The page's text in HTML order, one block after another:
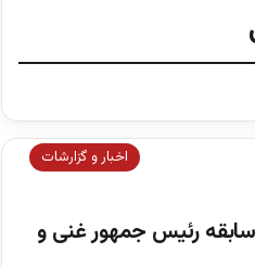
اخبار و گزارشات
رئیس جمهور غنی و